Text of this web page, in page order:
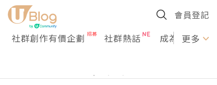
會員登記
社群創作有價企劃 社群熱話 成為U更多